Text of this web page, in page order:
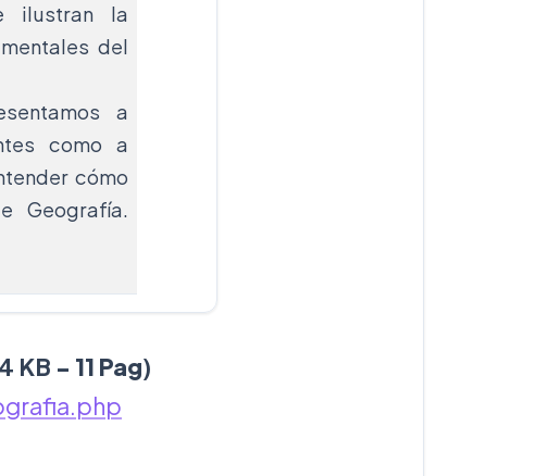
ilustran la
del
a
como a
cómo
Geografía.
KB - 11 Pag)